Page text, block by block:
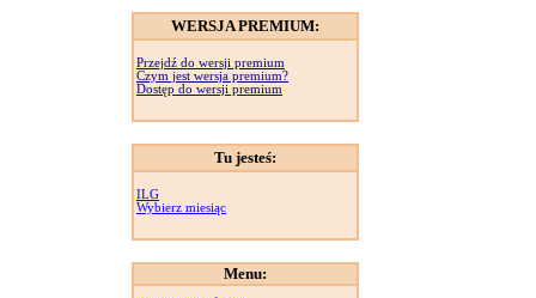
WERSJA PREMIUM:
Przejdź do wersji premium
Czym jest wersja premium?
Dostęp do wersji premium
Tu jesteś:
ILG
Wybierz miesiąc
Menu: